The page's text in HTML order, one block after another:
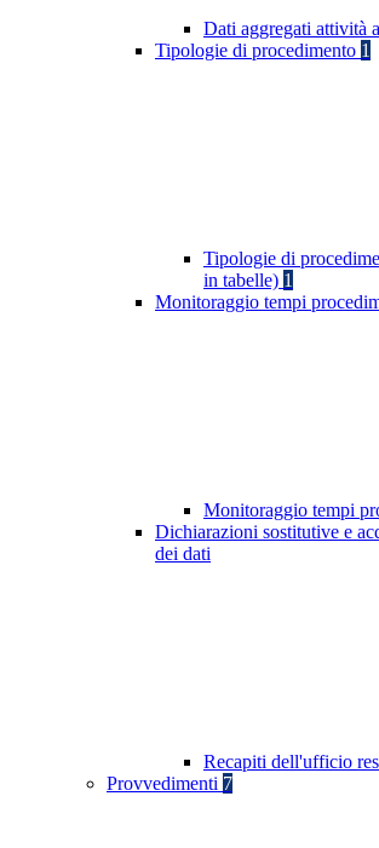
Dati aggregati attività
Tipologie di procedimento 1
Tipologie di
in tabelle) 1
Monitoraggio tempi
Monitoraggio tempi
Dichiarazioni sostitutive e
dei dati
Recapiti dell'ufficio
Provvedimenti 7